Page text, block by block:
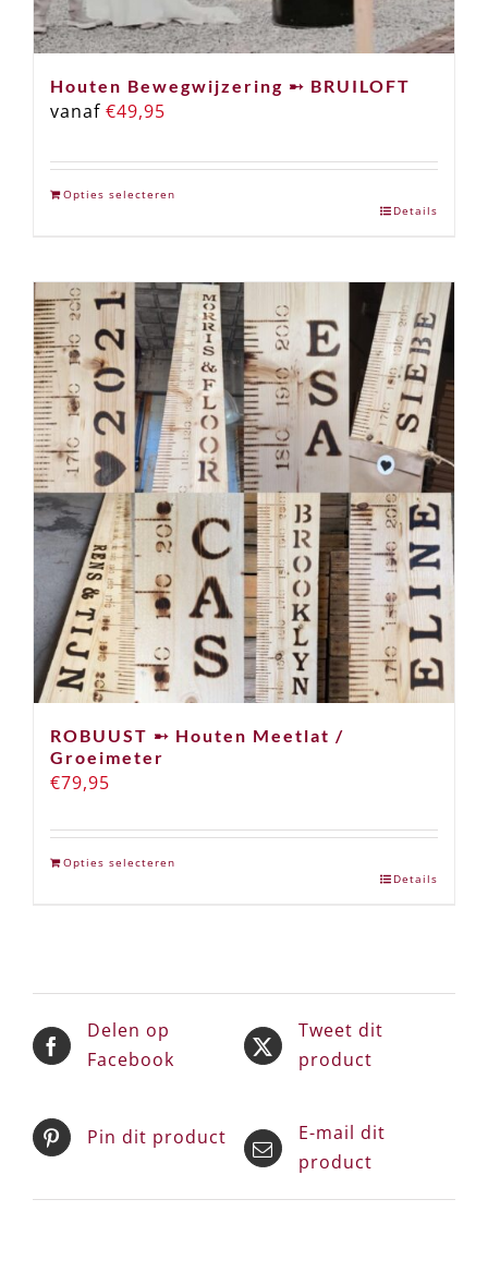
Houten Bewegwijzering ➸ BRUILOFT
vanaf €49,95
Opties selecteren
Details
ROBUUST ➸ Houten Meetlat /
Groeimeter
€79,95
Opties selecteren
Details
Delen op
Facebook
Tweet dit
product
Pin dit product
E-mail dit
product